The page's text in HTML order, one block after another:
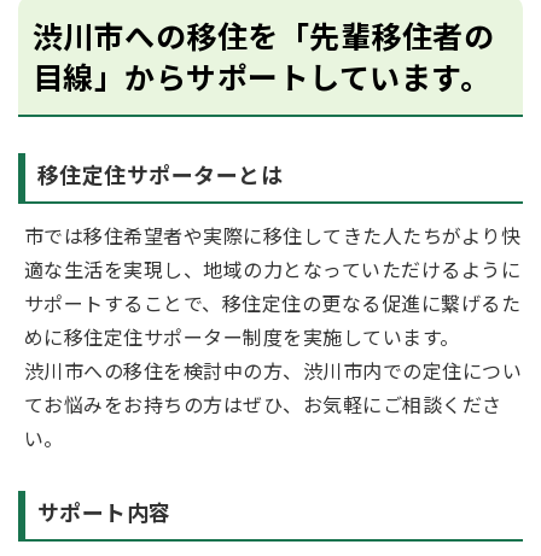
渋川市への移住を「先輩移住者の
目線」からサポートしています。
移住定住サポーターとは
市では移住希望者や実際に移住してきた人たちがより快
適な生活を実現し、地域の力となっていただけるように
サポートすることで、移住定住の更なる促進に繋げるた
めに移住定住サポーター制度を実施しています。
渋川市への移住を検討中の方、渋川市内での定住につい
てお悩みをお持ちの方はぜひ、お気軽にご相談くださ
い。
サポート内容